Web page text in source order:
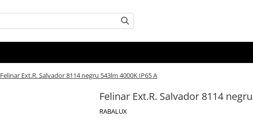
Felinar Ext.R. Salvador 8114 negru 543lm 4000K IP65 A
Felinar Ext.R. Salvador 8114
RABALUX